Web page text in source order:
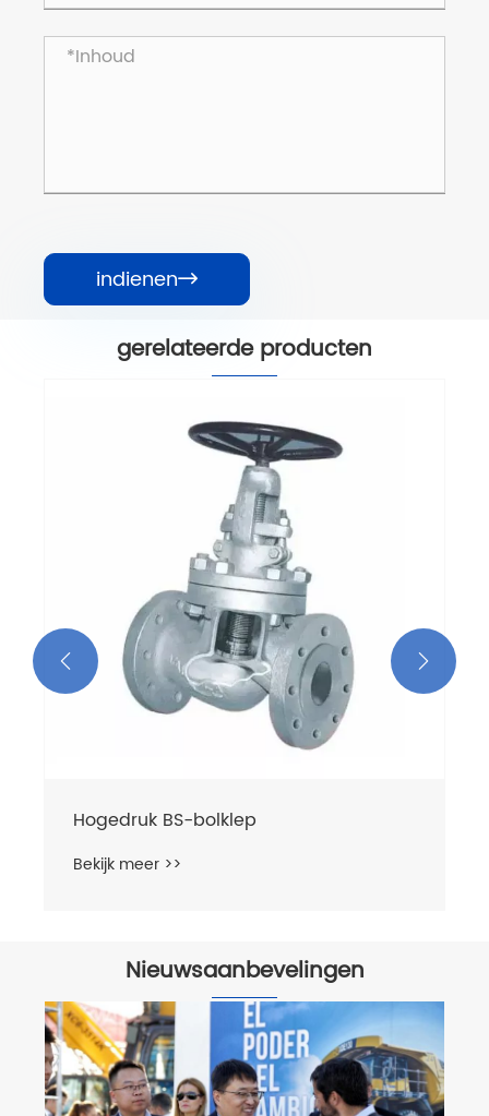
indienen
gerelateerde producten
Standaard bolkleppen
 
Nieuwsaanbevelingen
Vrolijk kerstfeest — Wivo Valves Co.
Ltd.